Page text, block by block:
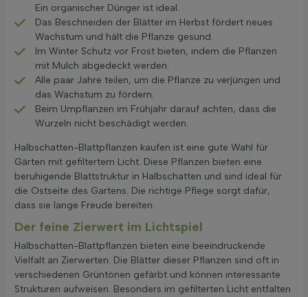
Ein organischer Dünger ist ideal.
Das Beschneiden der Blätter im Herbst fördert neues
Wachstum und hält die Pflanze gesund.
Im Winter Schutz vor Frost bieten, indem die Pflanzen
mit Mulch abgedeckt werden.
Alle paar Jahre teilen, um die Pflanze zu verjüngen und
das Wachstum zu fördern.
Beim Umpflanzen im Frühjahr darauf achten, dass die
Wurzeln nicht beschädigt werden.
Halbschatten-Blattpflanzen kaufen ist eine gute Wahl für
Gärten mit gefiltertem Licht. Diese Pflanzen bieten eine
beruhigende Blattstruktur in Halbschatten und sind ideal für
die Ostseite des Gartens. Die richtige Pflege sorgt dafür,
dass sie lange Freude bereiten.
Der feine Zierwert im Lichtspiel
Halbschatten-Blattpflanzen bieten eine beeindruckende
Vielfalt an Zierwerten. Die Blätter dieser Pflanzen sind oft in
verschiedenen Grüntönen gefärbt und können interessante
Strukturen aufweisen. Besonders im gefilterten Licht entfalten